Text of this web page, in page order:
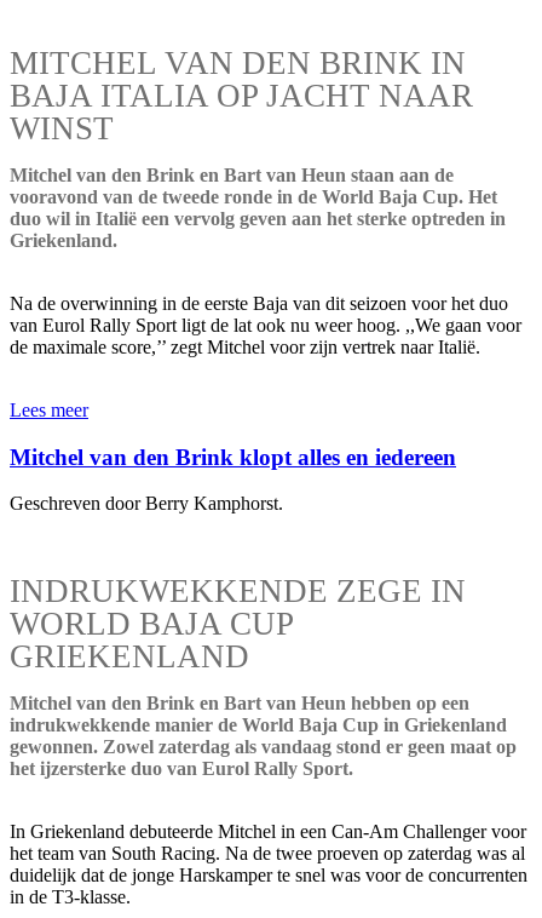
MITCHEL VAN DEN BRINK IN
BAJA ITALIA OP JACHT NAAR
WINST
Mitchel van den Brink en Bart van Heun staan aan de
vooravond van de tweede ronde in de World Baja Cup. Het
duo wil in Italië een vervolg geven aan het sterke optreden in
Griekenland.
Na de overwinning in de eerste Baja van dit seizoen voor het duo
van Eurol Rally Sport ligt de lat ook nu weer hoog. ,,We gaan voor
de maximale score,’’ zegt Mitchel voor zijn vertrek naar Italië.
Lees meer
Mitchel van den Brink klopt alles en iedereen
Geschreven door Berry Kamphorst.
INDRUKWEKKENDE ZEGE IN
WORLD BAJA CUP
GRIEKENLAND
Mitchel van den Brink en Bart van Heun hebben op een
indrukwekkende manier de World Baja Cup in Griekenland
gewonnen. Zowel zaterdag als vandaag stond er geen maat op
het ijzersterke duo van Eurol Rally Sport.
In Griekenland debuteerde Mitchel in een Can-Am Challenger voor
het team van South Racing. Na de twee proeven op zaterdag was al
duidelijk dat de jonge Harskamper te snel was voor de concurrenten
in de T3-klasse.